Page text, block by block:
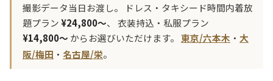
撮影データ当日お渡し。 ドレス・タキシード時間内着放
題プラン¥24,800〜、 衣装持込・私服プラン
¥14,800〜 からお選びいただけます。 東京/六本木 ・ 大
阪/梅田 ・ 名古屋/栄。